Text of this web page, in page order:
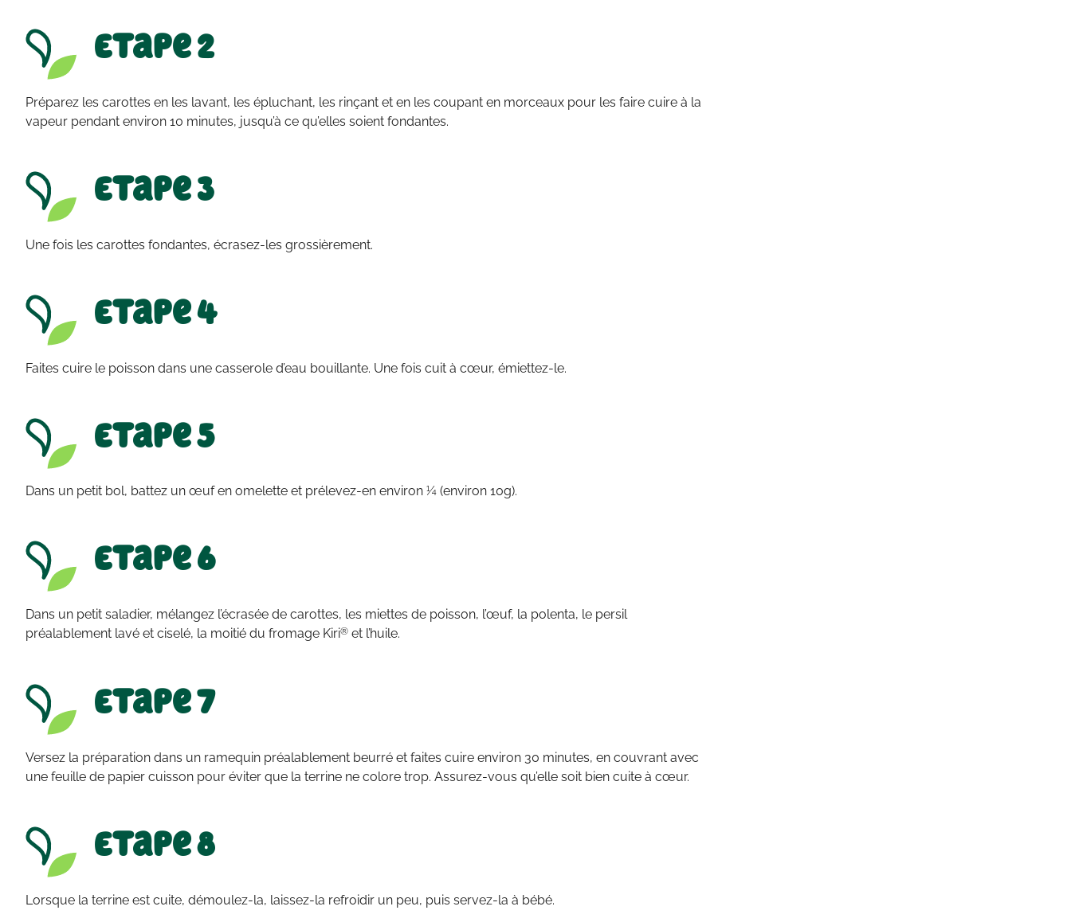
Etape 2
Préparez les carottes en les lavant, les épluchant, les rinçant et en les coupant en morceaux pour les faire cuire à la
vapeur pendant environ 10 minutes, jusqu’à ce qu’elles soient fondantes.
Etape 3
Une fois les carottes fondantes, écrasez-les grossièrement.
Etape 4
Faites cuire le poisson dans une casserole d’eau bouillante. Une fois cuit à cœur, émiettez-le.
Etape 5
Dans un petit bol, battez un œuf en omelette et prélevez-en environ ¼ (environ 10g).
Etape 6
Dans un petit saladier, mélangez l’écrasée de carottes, les miettes de poisson, l’œuf, la polenta, le persil
préalablement lavé et ciselé, la moitié du fromage Kiri® et l’huile.
Etape 7
Versez la préparation dans un ramequin préalablement beurré et faites cuire environ 30 minutes, en couvrant avec
une feuille de papier cuisson pour éviter que la terrine ne colore trop. Assurez-vous qu’elle soit bien cuite à cœur.
Etape 8
Lorsque la terrine est cuite, démoulez-la, laissez-la refroidir un peu, puis servez-la à bébé.